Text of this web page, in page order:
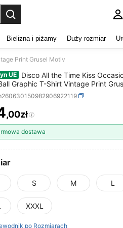
Bielizna i piżamy Duży rozmiar
Print Grusel Motiv
UE
Disco All the Time Kiss
Graphic T-Shirt Vintage Print
AND
,00zł
dostawa
S M L
XXXL
po Rozmiarach